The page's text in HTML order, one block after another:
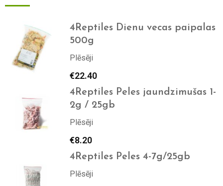
4Reptiles Dienu vecas paipalas
500g
Plēsēji
€22.40
4Reptiles Peles jaundzimušas 1-
2g / 25gb
Plēsēji
€8.20
4Reptiles Peles 4-7g/25gb
Plēsēji